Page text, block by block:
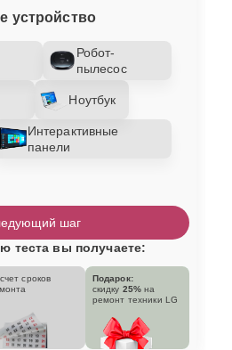
устройство
Робот-
пылесос
Ноутбук
Интерактивные
панели
шаг
теста вы получаете:
сроков
Подарок:
скидку 25% на
ремонт техники LG